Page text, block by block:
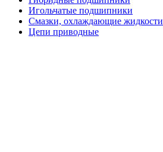
Игольчатые подшипники
Смазки, охлаждающие жидкости
Цепи приводные